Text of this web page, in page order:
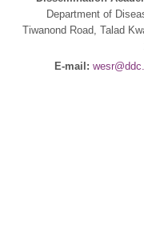
Department of
Tiwanond Road, Talad
E-mail: